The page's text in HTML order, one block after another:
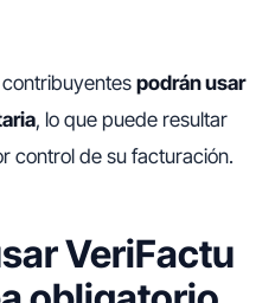
podrán usar
, lo que puede resultar
control de su facturación.
VeriFactu